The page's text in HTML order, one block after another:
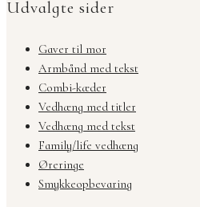
Udvalgte sider
Gaver til mor
Armbånd med tekst
Combi-kæder
Vedhæng med titler
Vedhæng med tekst
Family/life vedhæng
Øreringe
Smykkeopbevaring